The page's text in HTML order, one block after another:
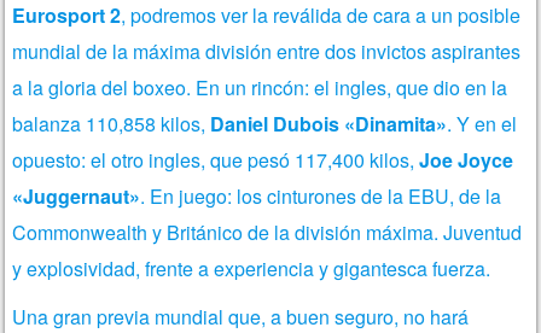
Eurosport 2, podremos ver la reválida de cara a un posible
mundial de la máxima división entre dos invictos aspirantes
a la gloria del boxeo. En un rincón: el ingles, que dio en la
balanza 110,858 kilos, Daniel Dubois «Dinamita». Y en el
opuesto: el otro ingles, que pesó 117,400 kilos,Joe Joyce
«Juggernaut». En juego: los cinturones de la EBU, de la
Commonwealth y Británico de la división máxima. Juventud
y explosividad, frente a experiencia y gigantesca fuerza.
Una gran previa mundial que, a buen seguro, no hará